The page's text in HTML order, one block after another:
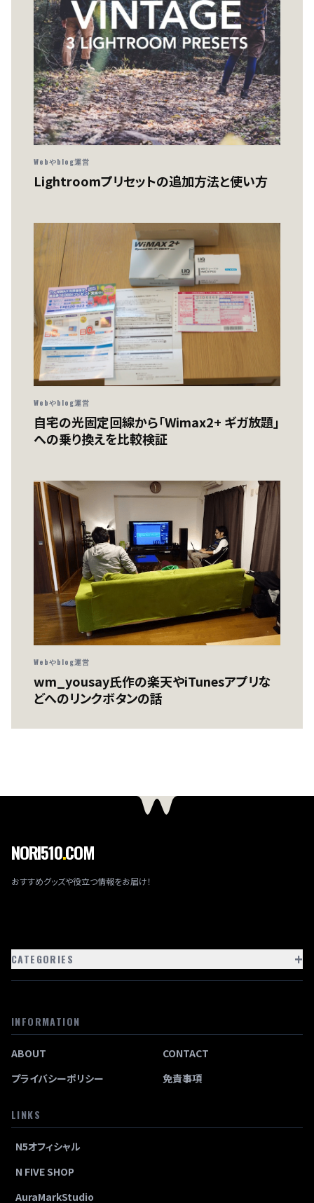
Webやblog運営
Lightroomプリセットの追加方法と使い方
Webやblog運営
自宅の光固定回線から「Wimax2+ ギガ放題」
への乗り換えを比較検証
Webやblog運営
wm_yousay氏作の楽天やiTunesアプリな
どへのリンクボタンの話
NORI510.COM
おすすめグッズや役立つ情報をお届け！
CATEGORIES +
INFORMATION
ABOUT
CONTACT
プライバシーポリシー
免責事項
LINKS
N5オフィシャル
N FIVE SHOP
AuraMarkStudio